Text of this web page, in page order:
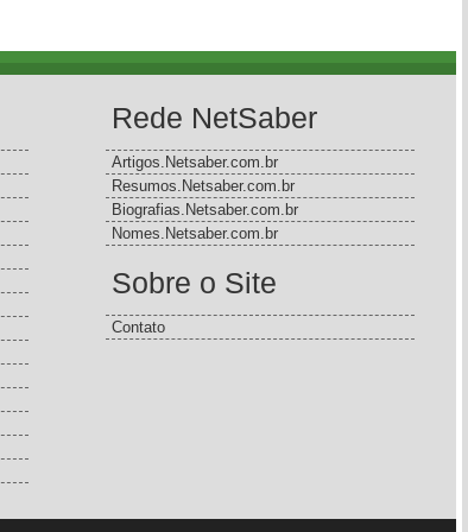
Rede NetSaber
Artigos.Netsaber.com.br
Resumos.Netsaber.com.br
Biografias.Netsaber.com.br
Nomes.Netsaber.com.br
Sobre o Site
Contato